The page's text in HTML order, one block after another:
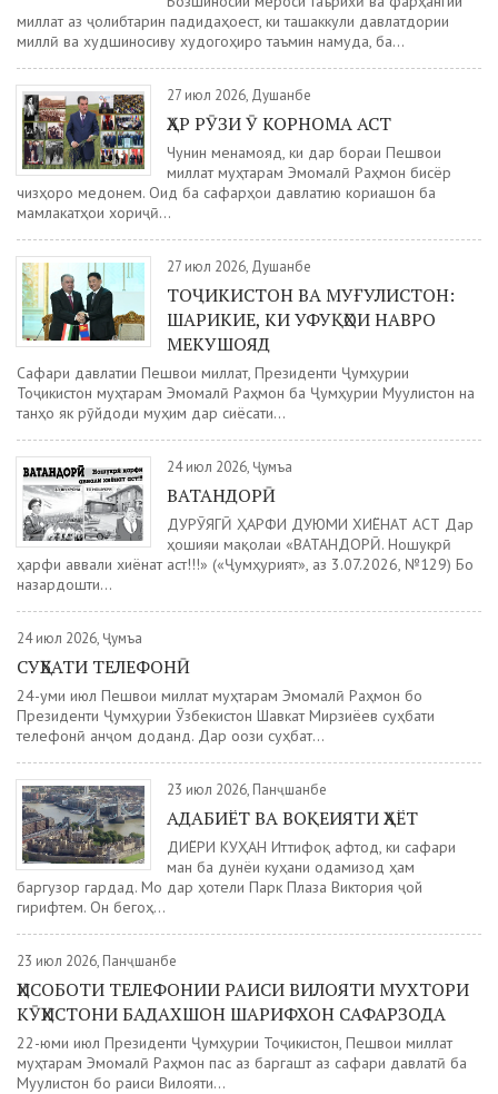
миллат аз ҷолибтарин падидаҳоест, ки ташаккули давлатдории
миллӣ ва худшиносиву худогоҳиро таъмин намуда, ба...
27 июл 2026, Душанбе
ҲАР РӮЗИ Ӯ КОРНОМА АСТ
Чунин менамояд, ки дар бораи Пешвои
миллат муҳтарам Эмомалӣ Раҳмон бисёр
чизҳоро медонем. Оид ба сафарҳои давлатию кориашон ба
мамлакатҳои хориҷӣ...
27 июл 2026, Душанбе
ТОҶИКИСТОН ВА МУҒУЛИСТОН:
ШАРИКИЕ, КИ УФУҚҲОИ НАВРО
МЕКУШОЯД
Сафари давлатии Пешвои миллат, Президенти Ҷумҳурии
Тоҷикистон муҳтарам Эмомалӣ Раҳмон ба Ҷумҳурии Муғулистон на
танҳо як рӯйдоди муҳим дар сиёсати...
24 июл 2026, Ҷумъа
ВАТАНДОРӢ
ДУРӮЯГӢ ҲАРФИ ДУЮМИ ХИЁНАТ АСТ Дар
ҳошияи мақолаи «ВАТАНДОРӢ. Ношукрӣ
ҳарфи аввали хиёнат аст!!!» («Ҷумҳурият», аз 3.07.2026, №129) Бо
назардошти...
24 июл 2026, Ҷумъа
СУҲБАТИ ТЕЛЕФОНӢ
24-уми июл Пешвои миллат муҳтарам Эмомалӣ Раҳмон бо
Президенти Ҷумҳурии Ӯзбекистон Шавкат Мирзиёев суҳбати
телефонӣ анҷом доданд. Дар оғози суҳбат...
23 июл 2026, Панҷшанбе
АДАБИЁТ ВА ВОҚЕИЯТИ ҲАЁТ
ДИЁРИ КУҲАН Иттифоқ афтод, ки сафари
ман ба дунёи куҳани одамизод ҳам
баргузор гардад. Мо дар ҳотели Парк Плаза Виктория ҷой
гирифтем. Он бегоҳ...
23 июл 2026, Панҷшанбе
ҲИСОБОТИ ТЕЛЕФОНИИ РАИСИ ВИЛОЯТИ МУХТОРИ
КӮҲИСТОНИ БАДАХШОН ШАРИФХОН САФАРЗОДА
22-юми июл Президенти Ҷумҳурии Тоҷикистон, Пешвои миллат
муҳтарам Эмомалӣ Раҳмон пас аз баргашт аз сафари давлатӣ ба
Муғулистон бо раиси Вилояти...